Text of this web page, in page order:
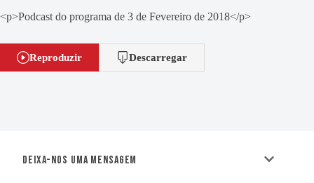
<p>Podcast do programa de 3 de Fevereiro de 2018</p>
Reproduzir Descarregar
Deixa-nos uma mensagem